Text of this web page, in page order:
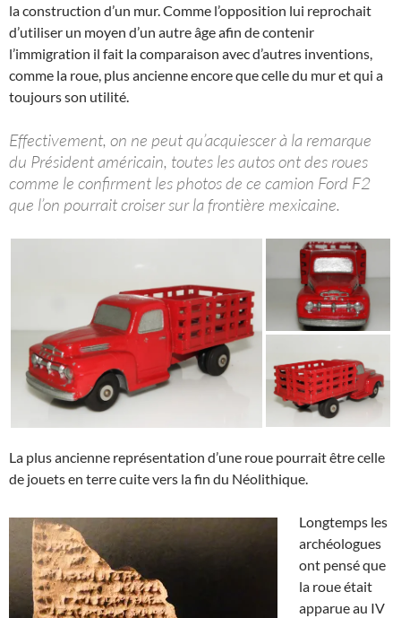
la construction d’un mur. Comme l’opposition lui reprochait
d’utiliser un moyen d’un autre âge afin de contenir
l’immigration il fait la comparaison avec d’autres inventions,
comme la roue, plus ancienne encore que celle du mur et qui a
toujours son utilité.
Effectivement, on ne peut qu’acquiescer à la remarque
du Président américain, toutes les autos ont des roues
comme le confirment les photos de ce camion Ford F2
que l’on pourrait croiser sur la frontière mexicaine.
La plus ancienne représentation d’une roue pourrait être celle
de jouets en terre cuite vers la fin du Néolithique.
Longtemps les
archéologues
ont pensé que
la roue était
apparue au IV